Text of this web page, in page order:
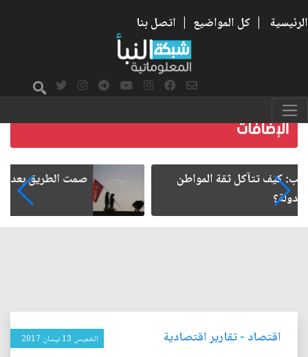
الرئيسية | كل المواضيع | اتصل بنا
صمت الطريق بعد الأربعين
اقتصاد -تقارير اقتصادية الخميس 13 نيسان 2017